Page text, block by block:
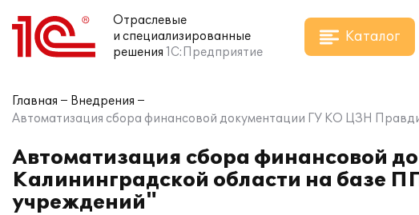
Отраслевые
и специализированные
решения 1С:Предприятие
Каталог
Главная
Внедрения
Автоматизация сбора финансовой документации ГУ КО ЦЗН
Автоматизация сбора финансовой
Калининградской области на базе
учреждений"